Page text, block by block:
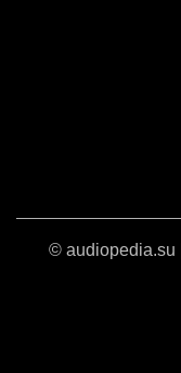
© audiopedia.su |